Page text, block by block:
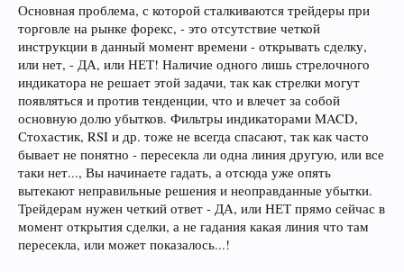
Основная проблема, с которой сталкиваются трейдеры при
торговле на рынке форекс, - это отсутствие четкой
инструкции в данный момент времени - открывать сделку,
или нет, - ДА, или НЕТ! Наличие одного лишь стрелочного
индикатора не решает этой задачи, так как стрелки могут
появляться и против тенденции, что и влечет за собой
основную долю убытков. Фильтры индикаторами MACD,
Стохастик, RSI и др. тоже не всегда спасают, так как часто
бывает не понятно - пересекла ли одна линия другую, или все
таки нет..., Вы начинаете гадать, а отсюда уже опять
вытекают неправильные решения и неоправданные убытки.
Трейдерам нужен четкий ответ - ДА, или НЕТ прямо сейчас в
момент открытия сделки, а не гадания какая линия что там
пересекла, или может показалось...!